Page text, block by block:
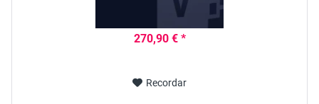
270,90 € *
Recordar